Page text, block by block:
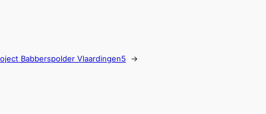
Babberspolder Vlaardingen5 →